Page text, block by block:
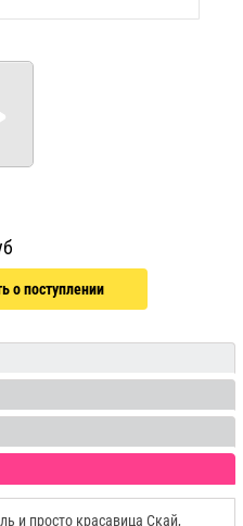
о поступлении
и просто красавица Скай,